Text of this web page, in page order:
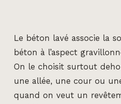
Le béton lavé associe la
béton à l’aspect
On le choisit surtout
une allée, une cour ou
quand on veut un